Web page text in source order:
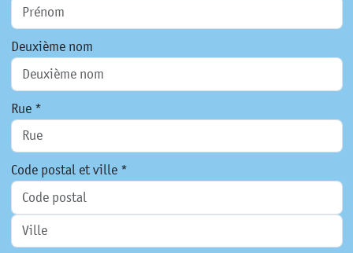
Deuxième nom
Rue *
Code postal et ville *